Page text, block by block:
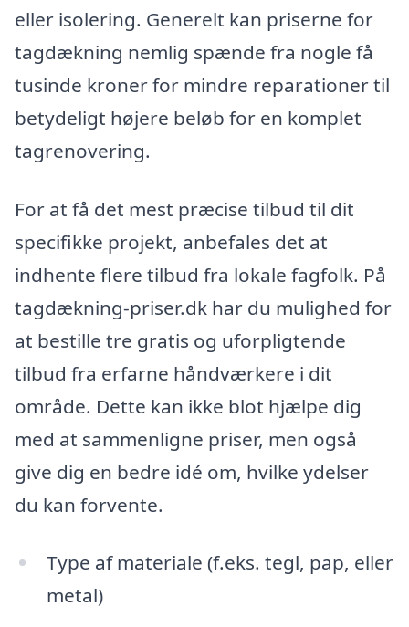
eller isolering. Generelt kan priserne for
tagdækning nemlig spænde fra nogle få
tusinde kroner for mindre reparationer til
betydeligt højere beløb for en komplet
tagrenovering.
For at få det mest præcise tilbud til dit
specifikke projekt, anbefales det at
indhente flere tilbud fra lokale fagfolk. På
tagdækning-priser.dk har du mulighed for
at bestille tre gratis og uforpligtende
tilbud fra erfarne håndværkere i dit
område. Dette kan ikke blot hjælpe dig
med at sammenligne priser, men også
give dig en bedre idé om, hvilke ydelser
du kan forvente.
Type af materiale (f.eks. tegl, pap, eller
metal)